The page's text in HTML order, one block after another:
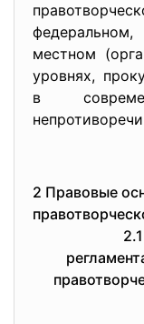
местном
уровнях,
в
2 Правовые